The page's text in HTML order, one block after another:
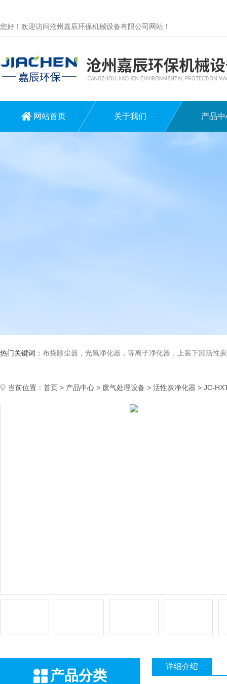
您好！欢迎访问沧州嘉辰环保机械设备有限公司网站！
网站首页 关于我们 产品中
热门关键词： 布袋除尘器，光氧净化器，等离子净化器，上装下卸活性炭吸附箱，打磨除尘
当前位置： 首页 > 产品中心 > 废气处理设备 > 活性炭净化器 > JC-
产品分类
详细介绍